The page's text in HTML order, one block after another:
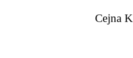
Cejna